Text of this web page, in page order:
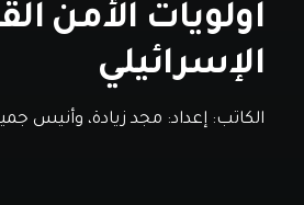
أولويات الأمن
الإسرائيلي
الكاتب: إعداد: مجد زيادة، وأنيس